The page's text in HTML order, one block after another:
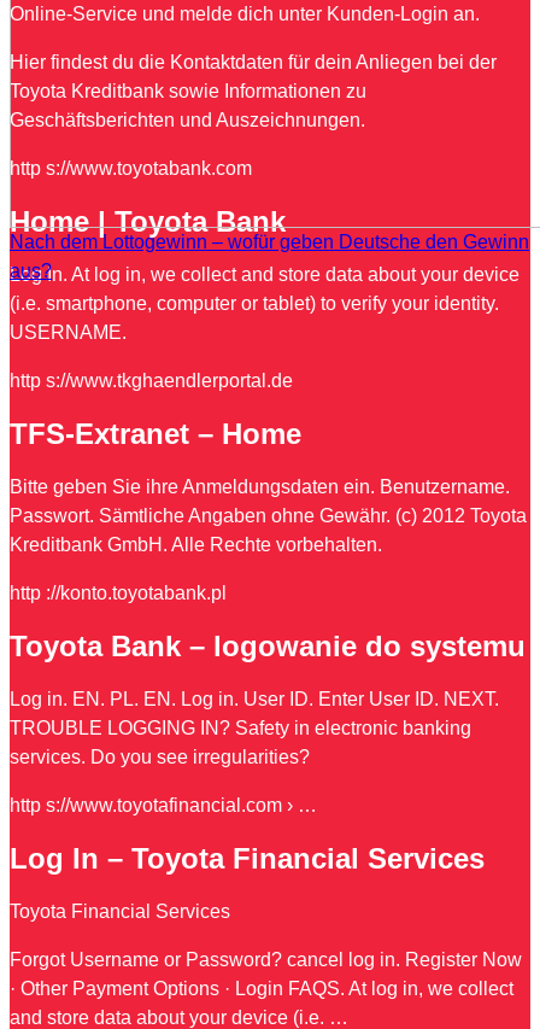
Nach dem Lottogewinn – wofür geben Deutsche den Gewinn
aus?
Online-Service und melde dich unter Kunden-Login an.
Hier findest du die Kontaktdaten für dein Anliegen bei der
Toyota Kreditbank sowie Informationen zu
Geschäftsberichten und Auszeichnungen.
http s://www.toyotabank.com
Home | Toyota Bank
Log In. At log in, we collect and store data about your device
(i.e. smartphone, computer or tablet) to verify your identity.
USERNAME.
http s://www.tkghaendlerportal.de
TFS-Extranet – Home
Bitte geben Sie ihre Anmeldungsdaten ein. Benutzername.
Passwort. Sämtliche Angaben ohne Gewähr. (c) 2012 Toyota
Kreditbank GmbH. Alle Rechte vorbehalten.
http ://konto.toyotabank.pl
Toyota Bank – logowanie do systemu
Log in. EN. PL. EN. Log in. User ID. Enter User ID. NEXT.
TROUBLE LOGGING IN? Safety in electronic banking
services. Do you see irregularities?
http s://www.toyotafinancial.com › …
Log In – Toyota Financial Services
Toyota Financial Services
Forgot Username or Password? cancel log in. Register Now
· Other Payment Options · Login FAQS. At log in, we collect
and store data about your device (i.e. …